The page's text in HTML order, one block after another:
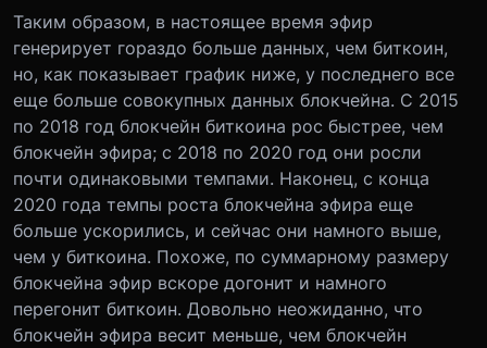
Таким образом, в настоящее время эфир
генерирует гораздо больше данных, чем биткоин,
но, как показывает график ниже, у последнего все
еще больше совокупных данных блокчейна. С 2015
по 2018 год блокчейн биткоина рос быстрее, чем
блокчейн эфира; с 2018 по 2020 год они росли
почти одинаковыми темпами. Наконец, с конца
2020 года темпы роста блокчейна эфира еще
больше ускорились, и сейчас они намного выше,
чем у биткоина. Похоже, по суммарному размеру
блокчейна эфир вскоре догонит и намного
перегонит биткоин. Довольно неожиданно, что
блокчейн эфира весит меньше, чем блокчейн